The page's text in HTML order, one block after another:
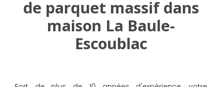
de parquet massif dans
maison La Baule-
Escoublac